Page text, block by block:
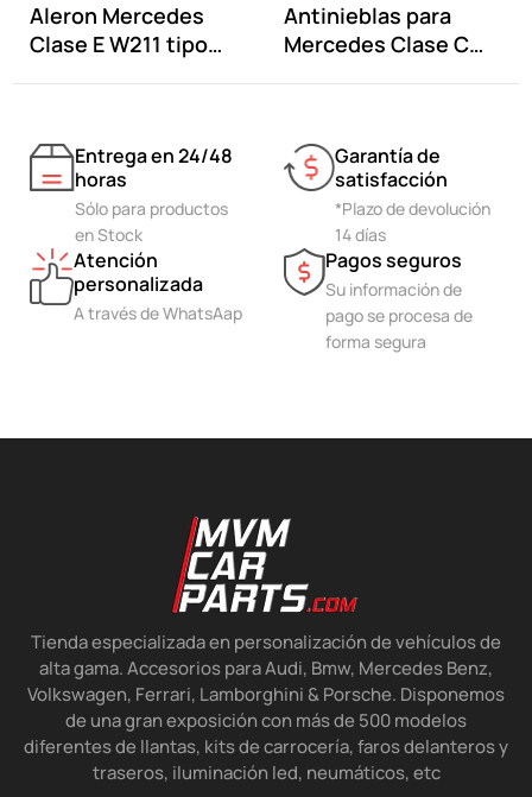
Aleron Mercedes
Clase E W211 tipo
Antinieblas para
Mercedes Clase C
Entrega en 24/48
horas
Sólo para productos
en Stock
Garantía de
satisfacción
*Plazo de devolución
14 días
Atención
personalizada
A través de WhatsAap
Pagos seguros
Su información de
pago se procesa de
forma segura
Tienda especializada en personalización de vehículos de
alta gama. Accesorios para Audi, Bmw, Mercedes Benz,
Volkswagen, Ferrari, Lamborghini & Porsche. Disponemos
de una gran exposición con más de 500 modelos
diferentes de llantas, kits de carrocería, faros delanteros y
traseros, iluminación led, neumáticos, etc